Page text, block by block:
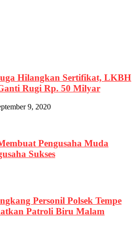
Hilangkan Sertifikat, LKBH
Rugi Rp. 50 Milyar
9, 2020
Pengusaha Muda
Sukses
Personil Polsek Tempe
Patroli Biru Malam